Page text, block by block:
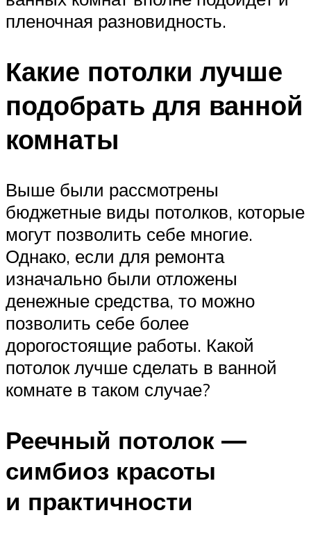
пленочная разновидность.
Какие потолки лучше
подобрать для ванной
комнаты
Выше были рассмотрены
бюджетные виды потолков, которые
могут позволить себе многие.
Однако, если для ремонта
изначально были отложены
денежные средства, то можно
позволить себе более
дорогостоящие работы. Какой
потолок лучше сделать в ванной
комнате в таком случае?
Реечный потолок —
симбиоз красоты
и практичности